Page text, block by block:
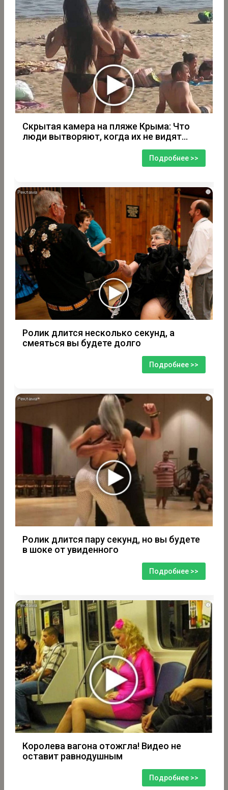
Скрытая камера на пляже Крыма: Что
люди вытворяют, когда их не видят...
Подробнее >>
i
Ролик длится несколько секунд, а
смеяться вы будете долго
Подробнее >>
i
Ролик длится пару секунд, но вы будете
в шоке от увиденного
Подробнее >>
i
Королева вагона отожгла! Видео не
оставит равнодушным
Подробнее >>